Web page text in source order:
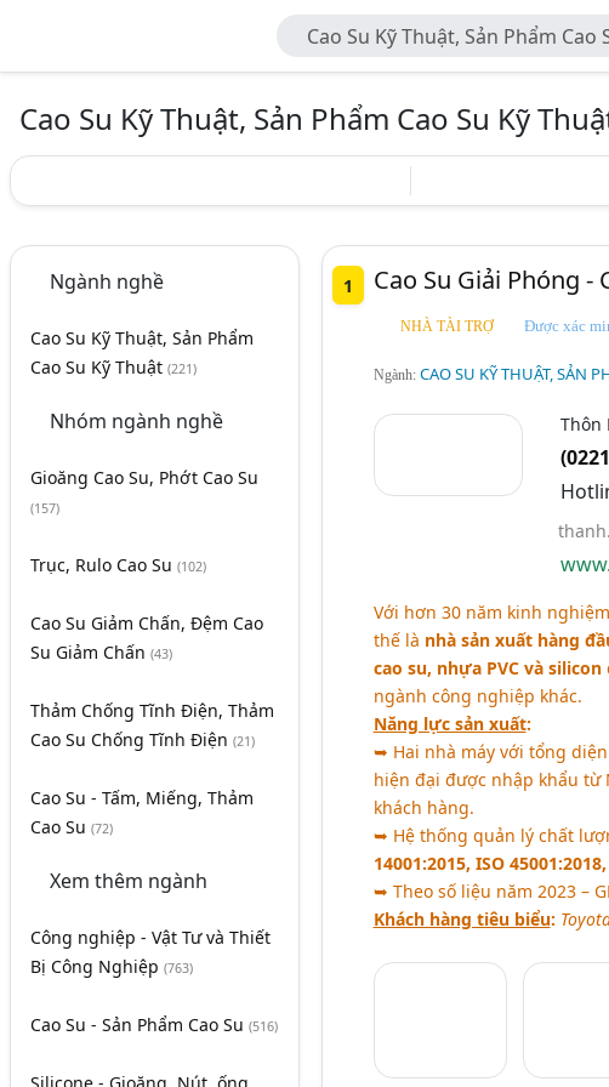
Cao Su Kỹ Thuật, Sản Phẩm Cao
Thuật
Cao Su Kỹ Thuật, Sản Phẩm Cao Su Kỹ
Ngành nghề
Cao Su Kỹ Thuật, Sản Phẩm
Cao Su Kỹ Thuật (221)
Nhóm ngành nghề
Gioăng Cao Su, Phớt Cao Su
(157)
Trục, Rulo Cao Su (102)
Cao Su Giảm Chấn, Đệm Cao
Su Giảm Chấn (43)
Thảm Chống Tĩnh Điện, Thảm
Cao Su Chống Tĩnh Điện (21)
Cao Su - Tấm, Miếng, Thảm
Cao Su (72)
Xem thêm ngành
Công nghiệp - Vật Tư và Thiết
Bị Công Nghiệp (763)
Cao Su - Sản Phẩm Cao Su (516)
1 Cao Su Giải Phóng -
NHÀ TÀI
Ngành: CAO SU KỸ THUẬT, SẢN
Thôn
Với hơn 30 năm kinh
thế là nhà sản xuất hàng
cao su, nhựa PVC và silicon
ngành công nghiệp khác.
Năng lực sản xuất:
➥ Hai nhà máy với tổng
hiện đại được nhập khẩu từ
khách hàng.
➥ Hệ thống quản lý chất
14001:2015, ISO
➥ Theo số liệu năm 2023 –
Khách hàng tiêu biểu: